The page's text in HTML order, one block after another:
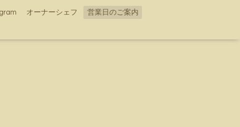
オーナーシェフ
営業日のご案内